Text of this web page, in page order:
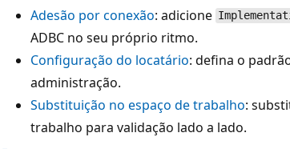
Adesão por conexão: adicione
ADBC no seu próprio ritmo.
Configuração do locatário: defina o
administração.
Substituição no espaço de trabalho:
trabalho para validação lado a lado.